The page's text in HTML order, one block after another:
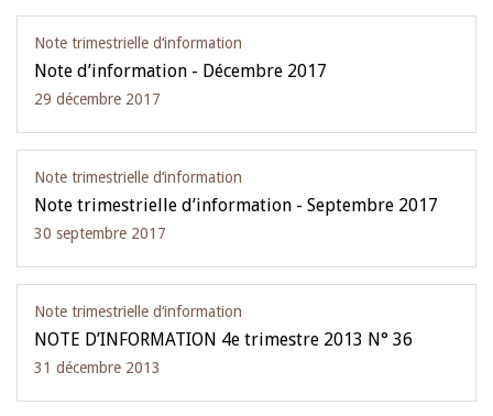
Note trimestrielle d‘information
Note d’information - Décembre 2017
29 décembre 2017
Note trimestrielle d‘information
Note trimestrielle d’information - Septembre 2017
30 septembre 2017
Note trimestrielle d‘information
NOTE D’INFORMATION 4e trimestre 2013 N° 36
31 décembre 2013